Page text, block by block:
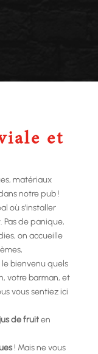
et
matériaux
notre pub !
où s’installer
de panique,
on accueille
bienvenu quels
votre barman, et
vous sentiez ici
jus de fruiten
! Mais ne vous